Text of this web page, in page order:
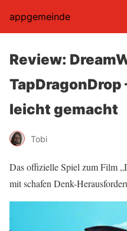
appgemeinde
Review:
leicht gemacht
Tobi
Das offizielle Spiel zum Film
mit schafen Denk-